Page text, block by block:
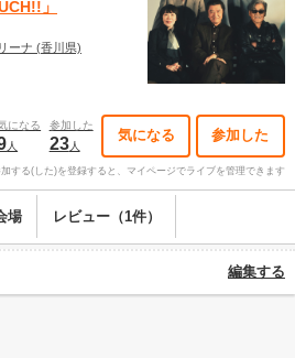
」
ーナ (香川県)
になる
人
参加した
23人
気になる 参加した
する(した)を登録すると、マイページでライブを管理できます
場 レビュー（1件）
編集する